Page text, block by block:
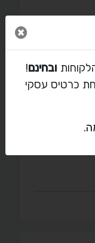
ובחינם!
כרטיס עסקי
.